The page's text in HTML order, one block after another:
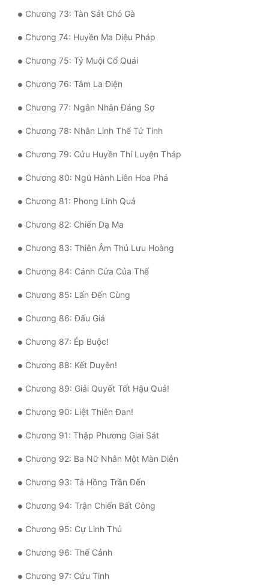
Chương 73: Tàn Sát Chó Gà
Chương 74: Huyền Ma Diệu Pháp
Chương 75: Tỷ Muội Cổ Quái
Chương 76: Tâm La Điện
Chương 77: Ngân Nhân Đáng Sợ
Chương 78: Nhân Linh Thể Tứ Tinh
Chương 79: Cửu Huyền Thí Luyện Tháp
Chương 80: Ngũ Hành Liên Hoa Phá
Chương 81: Phong Linh Quả
Chương 82: Chiến Dạ Ma
Chương 83: Thiên Âm Thủ Lưu Hoàng
Chương 84: Cánh Cửa Của Thế
Chương 85: Lấn Đến Cùng
Chương 86: Đấu Giá
Chương 87: Ép Buộc!
Chương 88: Kết Duyên!
Chương 89: Giải Quyết Tốt Hậu Quả!
Chương 90: Liệt Thiên Đan!
Chương 91: Thập Phương Giai Sát
Chương 92: Ba Nữ Nhân Một Màn Diễn
Chương 93: Tả Hồng Trần Đến
Chương 94: Trận Chiến Bất Công
Chương 95: Cự Linh Thủ
Chương 96: Thế Cảnh
Chương 97: Cứu Tinh